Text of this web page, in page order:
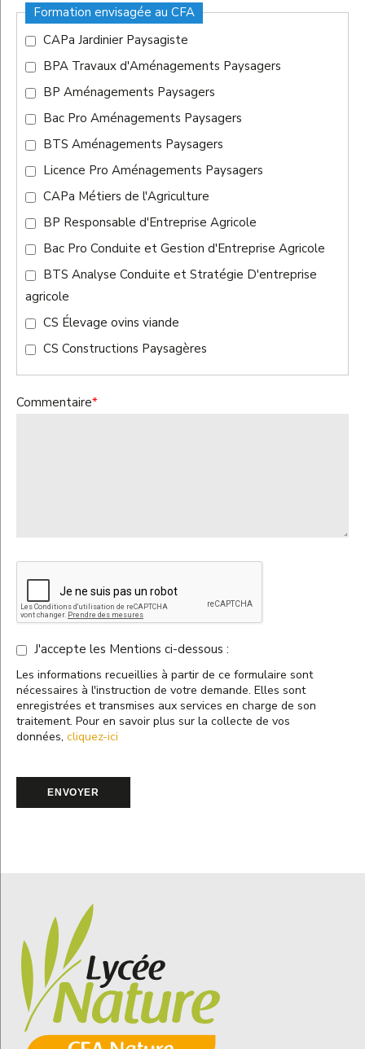
Formation envisagée au CFA
CAPa Jardinier Paysagiste
BPA Travaux d'Aménagements Paysagers
BP Aménagements Paysagers
Bac Pro Aménagements Paysagers
BTS Aménagements Paysagers
Licence Pro Aménagements Paysagers
CAPa Métiers de l'Agriculture
BP Responsable d'Entreprise Agricole
Bac Pro Conduite et Gestion d'Entreprise Agricole
BTS Analyse Conduite et Stratégie D'entreprise
agricole
CS Élevage ovins viande
CS Constructions Paysagères
Commentaire*
J'accepte les Mentions ci-dessous :
Les informations recueillies à partir de ce formulaire sont
nécessaires à l'instruction de votre demande. Elles sont
enregistrées et transmises aux services en charge de son
traitement. Pour en savoir plus sur la collecte de vos
données, cliquez-ici
ENVOYER